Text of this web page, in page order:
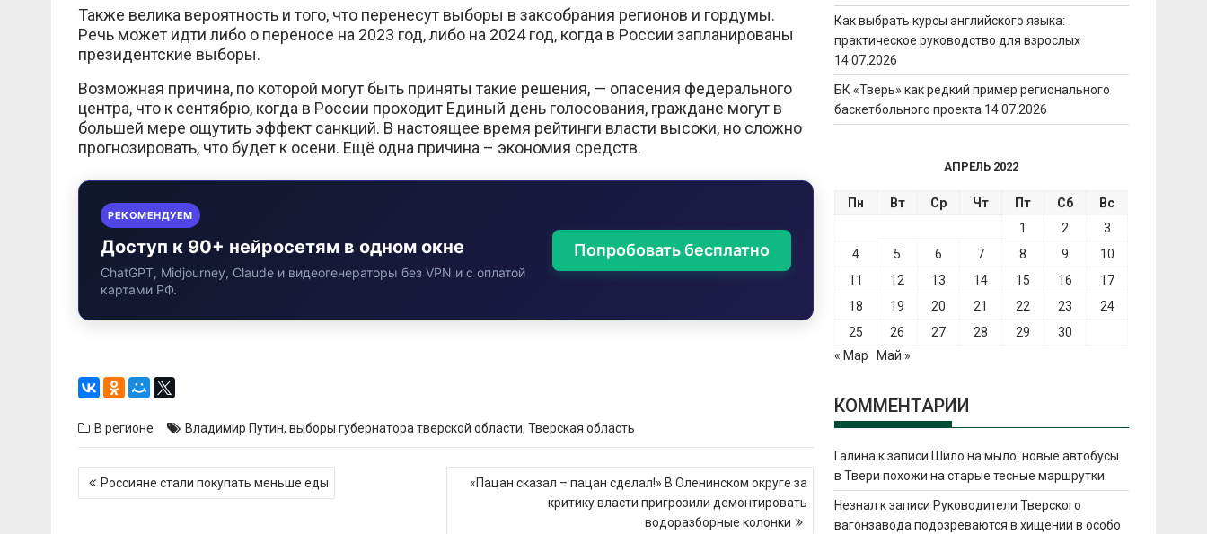
Также велика вероятность и того, что перенесут выборы в заксобрания регионов и гордумы.
Речь может идти либо о переносе на 2023 год, либо на 2024 год, когда в России запланированы
президентские выборы.
Возможная причина, по которой могут быть приняты такие решения, — опасения федерального
центра, что к сентябрю, когда в России проходит Единый день голосования, граждане могут в
большей мере ощутить эффект санкций. В настоящее время рейтинги власти высоки, но сложно
прогнозировать, что будет к осени. Ещё одна причина – экономия средств.
РЕКОМЕНДУЕМ
Доступ к 90+ нейросетям в одном окне
ChatGPT, Midjourney, Claude и видеогенераторы без VPN и с оплатой
картами РФ.
Попробовать бесплатно
В регионе Владимир Путин, выборы губернатора тверской области, Тверская область
Навигация
по Россияне стали покупать меньше еды
«Пацан сказал – пацан сделал!» В Оленинском округе за
критику власти пригрозили демонтировать
водоразборные колонки
Как выбрать курсы английского языка:
практическое руководство для взрослых
14.07.2026
БК «Тверь» как редкий пример регионального
баскетбольного проекта 14.07.2026
АПРЕЛЬ 2022
Пн Вт Ср Чт Пт Сб
Вс
1
2
3
4
5 6 7 8 9
10
11
12 13 14 15 16
17
18
19 20 21 22 23
24
25
26 27 28 29
30
« Мар
Май »
КОММЕНТАРИИ
Галина к записи Шило на мыло: новые автобусы
в Твери похожи на старые тесные маршрутки.
Незнал к записи Руководители Тверского
вагонзавода подозреваются в хищении в особо